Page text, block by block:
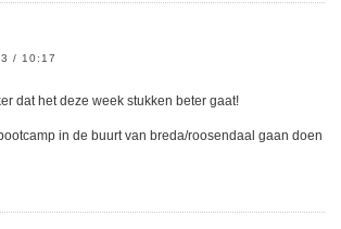
/ 10:17
dat het deze week stukken beter gaat!
in de buurt van breda/roosendaal gaan doen